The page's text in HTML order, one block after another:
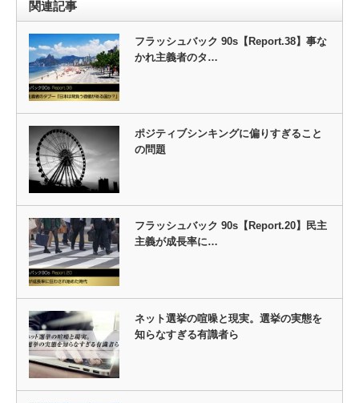
関連記事
フラッシュバック 90s【Report.38】事な
かれ主義者のタ…
ポジティブシンキングに偏りすぎること
の問題
フラッシュバック 90s【Report.20】民主
主義が成長率に…
ネット選挙の喧噪と現実。選挙の実態を
知らなすぎる有識者ら